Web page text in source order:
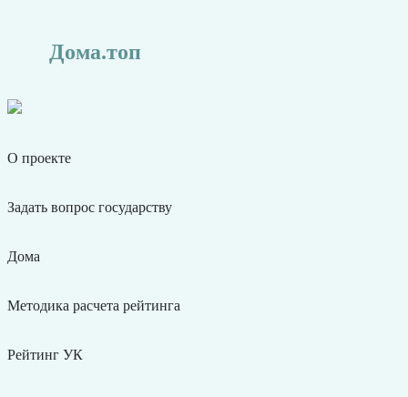
Дома.топ
О проекте
Задать вопрос государству
Дома
Методика расчета рейтинга
Рейтинг УК